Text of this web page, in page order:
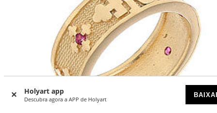
Holyart app
Descubra agora a APP de Holyart